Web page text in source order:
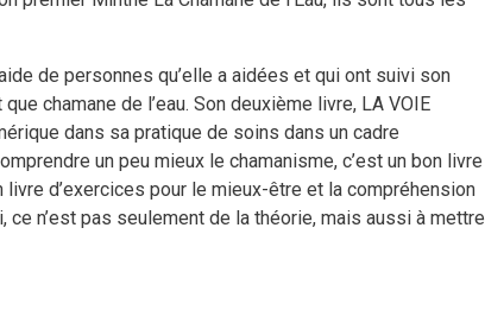
de personnes qu’elle a aidées et qui ont suivi son
chamane de l’eau. Son deuxième livre, LA VOIE
dans sa pratique de soins dans un cadre
un peu mieux le chamanisme, c’est un bon livre
d’exercices pour le mieux-être et la compréhension
n’est pas seulement de la théorie, mais aussi à mettre